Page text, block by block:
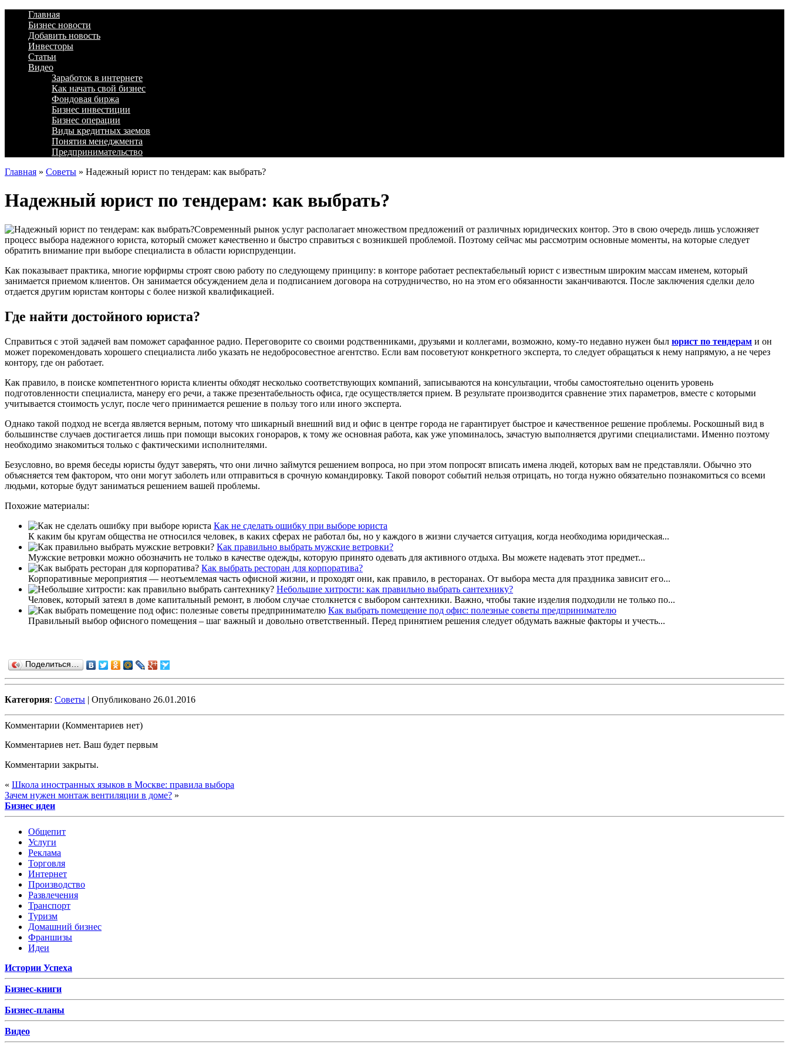
Главная
Бизнес новости
Добавить новость
Инвесторы
Статьи
Видео
Заработок в интернете
Как начать свой бизнес
Фондовая биржа
Бизнес инвестиции
Бизнес операции
Виды кредитных заемов
Понятия менеджмента
Предпринимательство
Главная » Советы » Надежный юрист по тендерам: как выбрать?
Надежный юрист по тендерам: как выбрать?
Современный рынок услуг располагает множеством предложений от различных юридических контор. Это в свою очередь лишь усложняет
процесс выбора надежного юриста, который сможет качественно и быстро справиться с возникшей проблемой. Поэтому сейчас мы рассмотрим основные моменты, на которые следует
обратить внимание при выборе специалиста в области юриспруденции.
Как показывает практика, многие юрфирмы строят свою работу по следующему принципу: в конторе работает респектабельный юрист с известным широким массам именем, который
занимается приемом клиентов. Он занимается обсуждением дела и подписанием договора на сотрудничество, но на этом его обязанности заканчиваются. После заключения сделки дело
отдается другим юристам конторы с более низкой квалификацией.
Где найти достойного юриста?
Справиться с этой задачей вам поможет сарафанное радио. Переговорите со своими родственниками, друзьями и коллегами, возможно, кому-то недавно нужен был юрист по тендерам и он
может порекомендовать хорошего специалиста либо указать не недобросовестное агентство. Если вам посоветуют конкретного эксперта, то следует обращаться к нему напрямую, а не через
контору, где он работает.
Как правило, в поиске компетентного юриста клиенты обходят несколько соответствующих компаний, записываются на консультации, чтобы самостоятельно оценить уровень
подготовленности специалиста, манеру его речи, а также презентабельность офиса, где осуществляется прием. В результате производится сравнение этих параметров, вместе с которыми
учитывается стоимость услуг, после чего принимается решение в пользу того или иного эксперта.
Однако такой подход не всегда является верным, потому что шикарный внешний вид и офис в центре города не гарантирует быстрое и качественное решение проблемы. Роскошный вид в
большинстве случаев достигается лишь при помощи высоких гонораров, к тому же основная работа, как уже упоминалось, зачастую выполняется другими специалистами. Именно поэтому
необходимо знакомиться только с фактическими исполнителями.
Безусловно, во время беседы юристы будут заверять, что они лично займутся решением вопроса, но при этом попросят вписать имена людей, которых вам не представляли. Обычно это
объясняется тем фактором, что они могут заболеть или отправиться в срочную командировку. Такой поворот событий нельзя отрицать, но тогда нужно обязательно познакомиться со всеми
людьми, которые будут заниматься решением вашей проблемы.
Похожие материалы:
Как не сделать ошибку при выборе юриста
К каким бы кругам общества не относился человек, в каких сферах не работал бы, но у каждого в жизни случается ситуация, когда необходима юридическая...
Как правильно выбрать мужские ветровки?
Мужские ветровки можно обозначить не только в качестве одежды, которую принято одевать для активного отдыха. Вы можете надевать этот предмет...
Как выбрать ресторан для корпоратива?
Корпоративные мероприятия — неотъемлемая часть офисной жизни, и проходят они, как правило, в ресторанах. От выбора места для праздника зависит его...
Небольшие хитрости: как правильно выбрать сантехнику?
Человек, который затеял в доме капитальный ремонт, в любом случае столкнется с выбором сантехники. Важно, чтобы такие изделия подходили не только по...
Как выбрать помещение под офис: полезные советы предпринимателю
Правильный выбор офисного помещения – шаг важный и довольно ответственный. Перед принятием решения следует обдумать важные факторы и учесть...
Поделиться…
Категория: Советы | Опубликовано 26.01.2016
Комментарии (Комментариев нет)
Комментариев нет. Ваш будет первым
Комментарии закрыты.
« Школа иностранных языков в Москве: правила выбора
Зачем нужен монтаж вентиляции в доме? »
Бизнес идеи
Общепит
Услуги
Реклама
Торговля
Интернет
Производство
Развлечения
Транспорт
Туризм
Домашний бизнес
Франшизы
Идеи
Истории Успеха
Бизнес-книги
Бизнес-планы
Видео